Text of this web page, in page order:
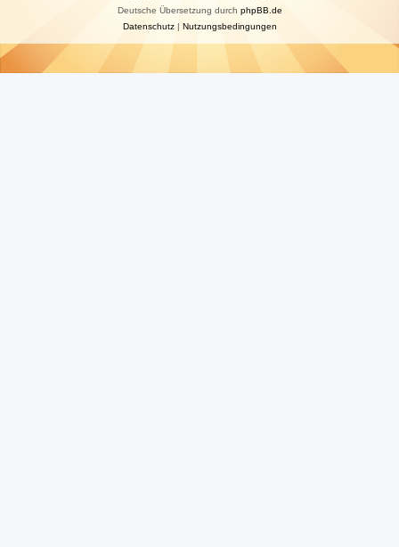
Deutsche Übersetzung durch phpBB.de
Datenschutz| Nutzungsbedingungen